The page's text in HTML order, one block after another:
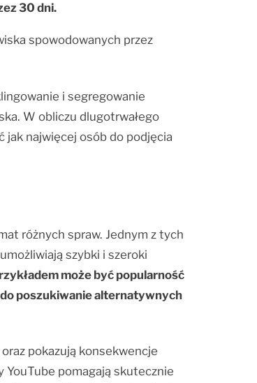
30 dni.
spowodowanych przez
i segregowanie
W obliczu dlugotrwałego
jak najwięcej osób do podjęcia
różnych spraw. Jednym z tych
szybki i szeroki
może być popularność
poszukiwanie alternatywnych
pokazują konsekwencje
pomagają skutecznie